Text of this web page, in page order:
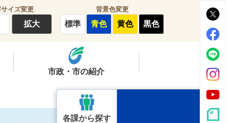
イズ変更
拡大
背景色変更
標準 青色 黄色 黒色
市政・市の紹介
各課から探す